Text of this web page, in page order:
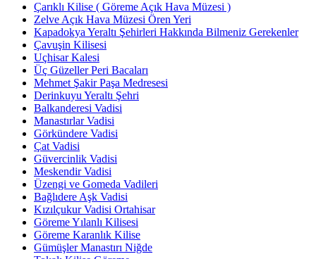
Çarıklı Kilise ( Göreme Açık Hava Müzesi )
Zelve Açık Hava Müzesi Ören Yeri
Kapadokya Yeraltı Şehirleri Hakkında Bilmeniz Gerekenler
Çavuşin Kilisesi
Uçhisar Kalesi
Üç Güzeller Peri Bacaları
Mehmet Şakir Paşa Medresesi
Derinkuyu Yeraltı Şehri
Balkanderesi Vadisi
Manastırlar Vadisi
Görkündere Vadisi
Çat Vadisi
Güvercinlik Vadisi
Meskendir Vadisi
Üzengi ve Gomeda Vadileri
Bağlıdere Aşk Vadisi
Kızılçukur Vadisi Ortahisar
Göreme Yılanlı Kilisesi
Göreme Karanlık Kilise
Gümüşler Manastırı Niğde